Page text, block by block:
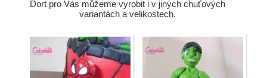
Dort pro Vás můžeme vyrobit i v jiných chuťových
variantách a velikostech.